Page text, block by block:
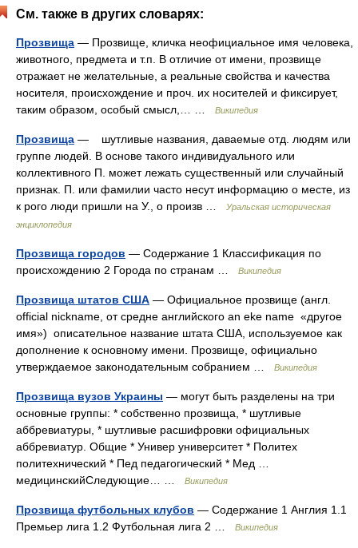
См. также в других словарях:
Прозвища — Прозвище, кличка неофициальное имя человека,
животного, предмета и т.п. В отличие от имени, прозвище
отражает не желательные, а реальные свойства и качества
носителя, происхождение и проч. их носителей и фиксирует,
таким образом, особый смысл,… …
Википедия
Прозвища — шутливые названия, даваемые отд. людям или
группе людей. В основе такого индивидуального или
коллективного П. может лежать существенный или случайный
признак. П. или фамилии часто несут информацию о месте, из
к рого люди пришли на У., о произв …
Уральская историческая
энциклопедия
Прозвища городов — Содержание 1 Классификация по
происхождению 2 Города по странам …
Википедия
Прозвища штатов США — Официальное прозвище (англ.
official nickname, от средне английского an eke name «другое
имя») описательное название штата США, используемое как
дополнение к основному имени. Прозвище, официально
утверждаемое законодательным собранием …
Википедия
Прозвища вузов Украины — могут быть разделены на три
основные группы: * собственно прозвища, * шутливые
аббревиатуры, * шутливые расшифровки официальных
аббревиатур. Общие * Универ университет * Политех
политехнический * Пед педагогический * Мед …
медицинскийСледующие… …
Википедия
Прозвища футбольных клубов — Содержание 1 Англия 1.1
Премьер лига 1.2 Футбольная лига 2 …
Википедия